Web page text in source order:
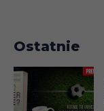
Ostatnie